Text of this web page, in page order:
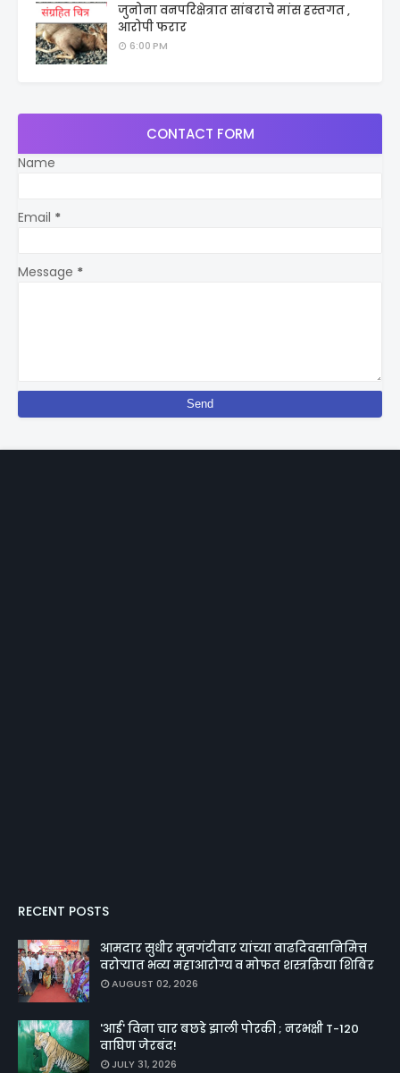
जुनोना वनपरिक्षेत्रात सांबराचे मांस हस्तगत ,
आरोपी फरार
6:00 PM
CONTACT FORM
Name
Email *
Message *
RECENT POSTS
आमदार सुधीर मुनगंटीवार यांच्या वाढदिवसानिमित्त
वरोऱ्यात भव्य महाआरोग्य व मोफत शस्त्रक्रिया शिबिर
AUGUST 02, 2026
'आई' विना चार बछडे झाली पोरकी ; नरभक्षी T-120
वाघिण जेरबंद!
JULY 31, 2026